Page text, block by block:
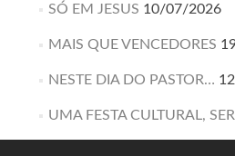
SÓ EM JESUS 10/07/2026
MAIS QUE VENCEDORES
NESTE DIA DO PASTOR…
UMA FESTA CULTURAL,